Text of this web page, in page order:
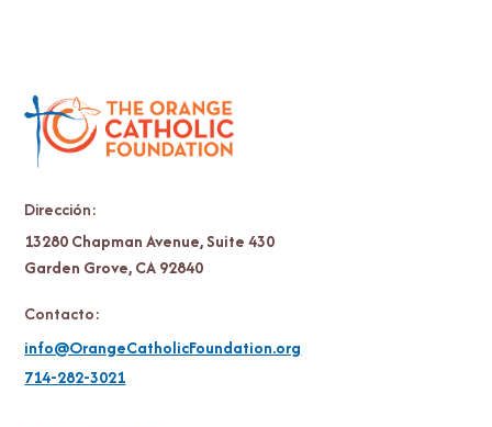
Dirección:
13280 Chapman Avenue, Suite 430
Garden Grove, CA 92840
Contacto:
info@OrangeCatholicFoundation.org
714-282-3021